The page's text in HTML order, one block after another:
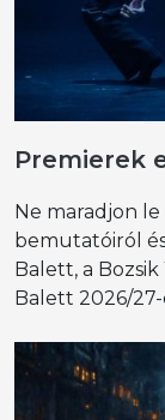
Premierek
Ne maradjon
bemutatóiról
Balett, a
Balett 2026/